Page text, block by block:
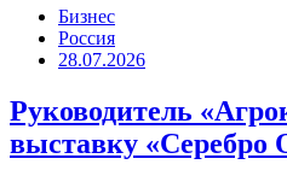
Бизнес
Россия
28.07.2026
Руководитель
выставку «Серебро